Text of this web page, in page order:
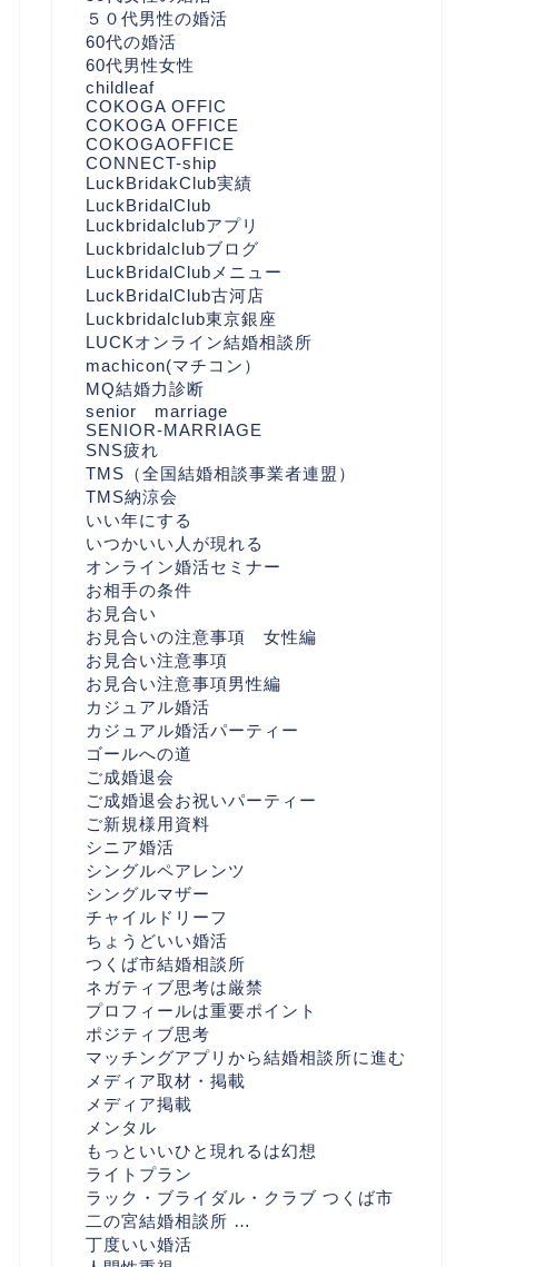
５０代男性の婚活
60代の婚活
60代男性女性
childleaf
COKOGA OFFIC
COKOGA OFFICE
COKOGAOFFICE
CONNECT-ship
LuckBridakClub実績
LuckBridalClub
Luckbridalclubアプリ
Luckbridalclubブログ
LuckBridalClubメニュー
LuckBridalClub古河店
Luckbridalclub東京銀座
LUCKオンライン結婚相談所
machicon(マチコン）
MQ結婚力診断
senior marriage
SENIOR-MARRIAGE
SNS疲れ
TMS（全国結婚相談事業者連盟）
TMS納涼会
いい年にする
いつかいい人が現れる
オンライン婚活セミナー
お相手の条件
お見合い
お見合いの注意事項 女性編
お見合い注意事項
お見合い注意事項男性編
カジュアル婚活
カジュアル婚活パーティー
ゴールへの道
ご成婚退会
ご成婚退会お祝いパーティー
ご新規様用資料
シニア婚活
シングルペアレンツ
シングルマザー
チャイルドリーフ
ちょうどいい婚活
つくば市結婚相談所
ネガティブ思考は厳禁
プロフィールは重要ポイント
ポジティブ思考
マッチングアプリから結婚相談所に進む
メディア取材・掲載
メディア掲載
メンタル
もっといいひと現れるは幻想
ライトプラン
ラック・ブライダル・クラブ つくば市
二の宮結婚相談所 …
丁度いい婚活